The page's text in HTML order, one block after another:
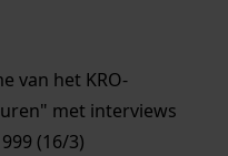
van het KRO-
met interviews
(16/3)